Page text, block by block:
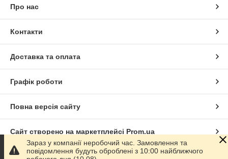
Про нас
Контакти
Доставка та оплата
Графік роботи
Повна версія сайту
Сайт створено на маркетплейсі Prom.ua
Політика конфіденційності
Зараз у компанії неробочий час. Замовлення та
повідомлення будуть оброблені з 10:00 найближчого